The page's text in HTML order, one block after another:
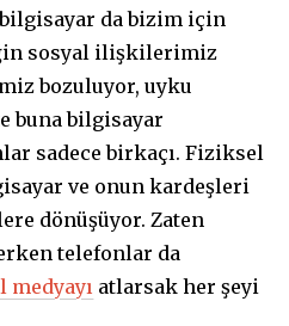
da bizim için
sosyal ilişkilerimiz
bozuluyor, uyku
buna bilgisayar
sadece birkaçı. Fiziksel
ve onun kardeşleri
dönüşüyor. Zaten
telefonlar da
medyayı atlarsak her şeyi